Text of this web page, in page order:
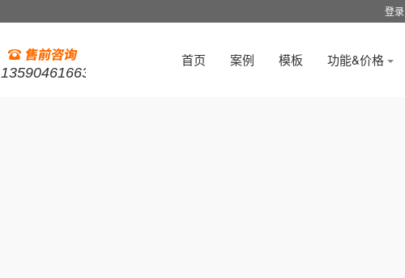
登录
13590461663
首页 案例 模板 功能&价格